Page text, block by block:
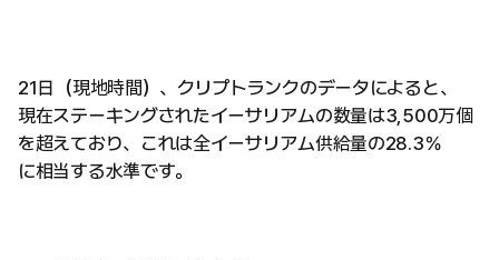
21日（現地時間）、クリプトランクのデータによると、
現在ステーキングされたイーサリアムの数量は3,500万個
を超えており、これは全イーサリアム供給量の28.3％
に相当する水準です。